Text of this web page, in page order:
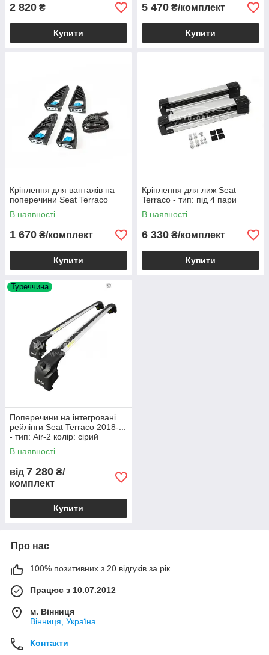
2 820 ₴
Купити
5 470 ₴/комплект
Купити
Кріплення для вантажів на
поперечини Seat Terraco
В наявності
1 670 ₴/комплект
Купити
Кріплення для лиж Seat
Terraco - тип: під 4 пари
В наявності
6 330 ₴/комплект
Купити
Туреччина
Поперечини на інтегровані
рейлінги Seat Terraco 2018-...
- тип: Air-2 колір: сірий
В наявності
від 7 280 ₴/
комплект
Купити
Про нас
100% позитивних з 20 відгуків за рік
Працює з 10.07.2012
м. Вінниця
Вінниця, Україна
Контакти